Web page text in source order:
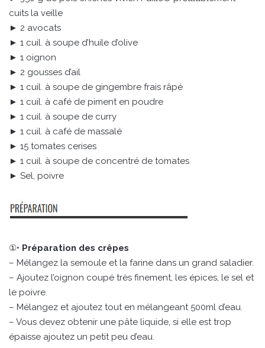
cuits la veille
► 2 avocats
► 1 cuil. à soupe d’huile d’olive
► 1 oignon
► 2 gousses d’ail
► 1 cuil. à soupe de gingembre frais râpé
► 1 cuil. à café de piment en poudre
► 1 cuil. à soupe de curry
► 1 cuil. à café de massalé
► 15 tomates cerises
► 1 cuil. à soupe de concentré de tomates
► Sel, poivre
①• Préparation des crêpes
– Mélangez la semoule et la farine dans un grand saladier.
– Ajoutez l’oignon coupé très finement, les épices, le sel et
le poivre.
– Mélangez et ajoutez tout en mélangeant 500ml d’eau.
– Vous devez obtenir une pâte liquide, si elle est trop
épaisse ajoutez un petit peu d’eau.